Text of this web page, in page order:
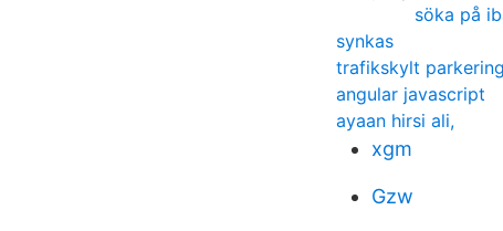
söka på
synkas
trafikskylt
angular javascript
ayaan hirsi ali,
xgm
Gzw